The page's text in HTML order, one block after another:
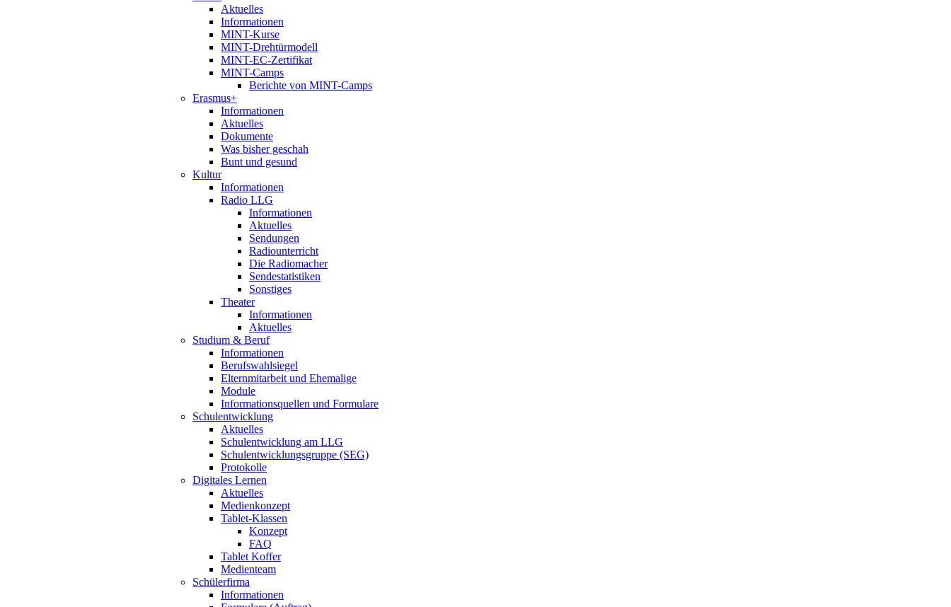
Aktuelles
Informationen
MINT-Kurse
MINT-Drehtürmodell
MINT-EC-Zertifikat
MINT-Camps
Berichte von MINT-Camps
Erasmus+
Informationen
Aktuelles
Dokumente
Was bisher geschah
Bunt und gesund
Kultur
Informationen
Radio LLG
Informationen
Aktuelles
Sendungen
Radiounterricht
Die Radiomacher
Sendestatistiken
Sonstiges
Theater
Informationen
Aktuelles
Studium & Beruf
Informationen
Berufswahlsiegel
Elternmitarbeit und Ehemalige
Module
Informationsquellen und Formulare
Schulentwicklung
Aktuelles
Schulentwicklung am LLG
Schulentwicklungsgruppe (SEG)
Protokolle
Digitales Lernen
Aktuelles
Medienkonzept
Tablet-Klassen
Konzept
FAQ
Tablet Koffer
Medienteam
Schülerfirma
Informationen